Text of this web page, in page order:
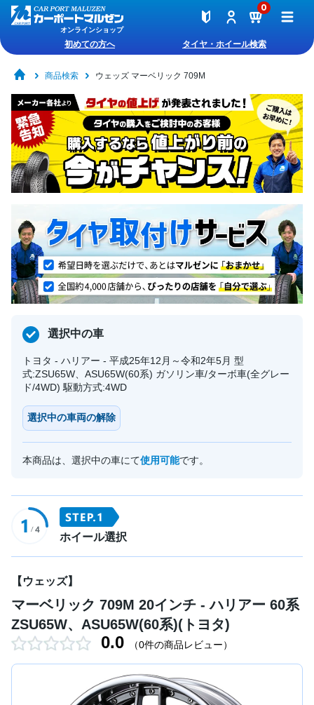
オンラインショップ
0
初めての方へ タイヤ・ホイール検索
商品検索 ウェッズ マーベリック 709M
選択中の車
トヨタ - ハリアー - 平成25年12月～令和2年5月 型
式:ZSU65W、ASU65W(60系) ガソリン車/ターボ車(全グレー
ド/4WD) 駆動方式:4WD
選択中の車両の解除
本商品は、選択中の車にて使用可能です。
ホイール選択
【ウェッズ】
マーベリック 709M 20インチ - ハリアー 60系
ZSU65W、ASU65W(60系)(トヨタ)
0.0 （0件の商品レビュー）